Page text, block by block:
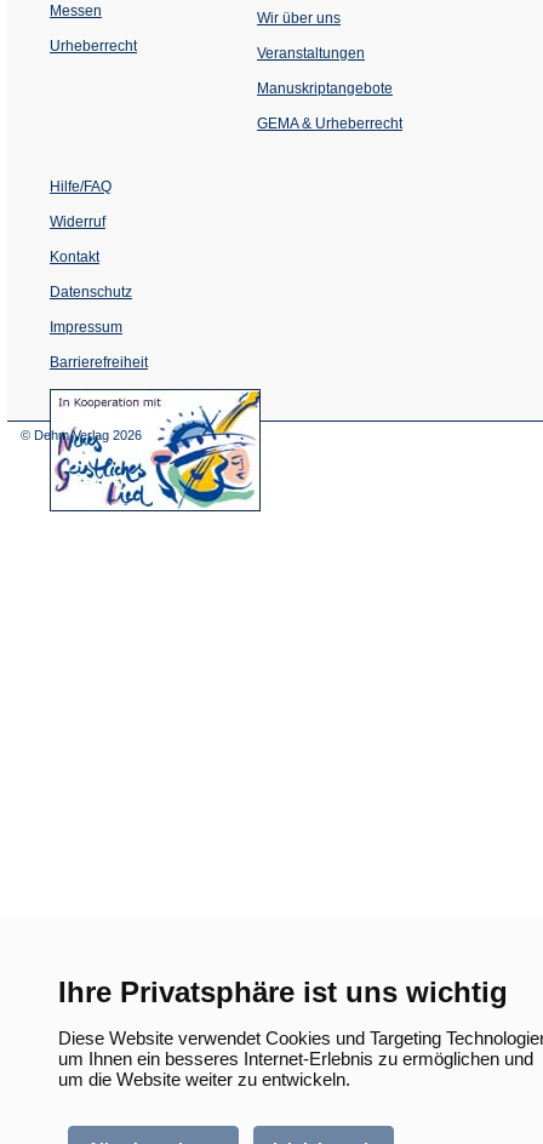
Ihre Privatsphäre ist uns wichtig
Diese Website verwendet Cookies und Targeting
um Ihnen ein besseres Internet-Erlebnis zu ermöglichen und
um die Website weiter zu entwickeln.
Messen
Urheberrecht
Wir über uns
Veranstaltungen
einem
Tab)
Manuskriptangebote
GEMA & Urheberrecht
Hilfe/FAQ
Widerruf
Kontakt
Datenschutz
Impressum
Barrierefreiheit
(Öffnet
in
© Dehm Verlag 2026